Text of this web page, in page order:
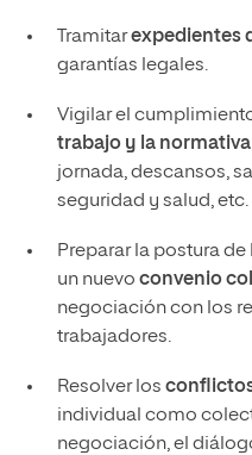
Tramitarexpedientes
garantías legales.
Vigilar el
trabajo y la
jornada, descansos,
seguridad y salud, etc.
Preparar la postura
un nuevo convenio
negociación con los
trabajadores.
Resolver los
individual como
negociación, el